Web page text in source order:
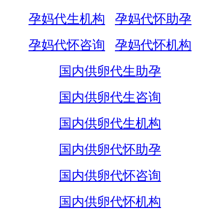
孕妈代生机构
孕妈代怀助孕
孕妈代怀咨询
孕妈代怀机构
国内供卵代生助孕
国内供卵代生咨询
国内供卵代生机构
国内供卵代怀助孕
国内供卵代怀咨询
国内供卵代怀机构